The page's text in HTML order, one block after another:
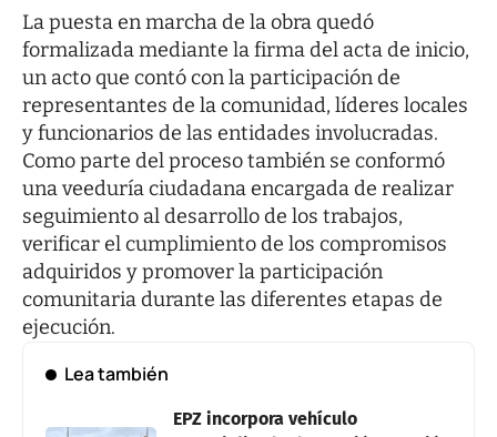
La puesta en marcha de la obra quedó
formalizada mediante la firma del acta de inicio,
un acto que contó con la participación de
representantes de la comunidad, líderes locales
y funcionarios de las entidades involucradas.
Como parte del proceso también se conformó
una veeduría ciudadana encargada de realizar
seguimiento al desarrollo de los trabajos,
verificar el cumplimiento de los compromisos
adquiridos y promover la participación
comunitaria durante las diferentes etapas de
ejecución.
Lea también
EPZ incorpora vehículo